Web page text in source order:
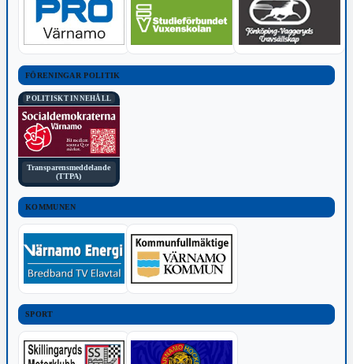
FÖRENINGAR POLITIK
POLITISKT INNEHÅLL
Transparensmeddelande
(TTPA)
KOMMUNEN
SPORT